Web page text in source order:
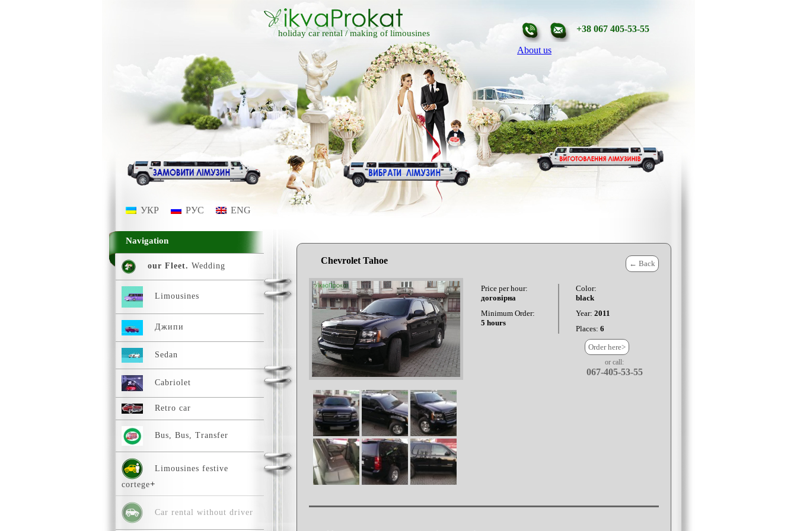
holiday car rental /making of limousines
About us
+38 067 405-53-55
УКР РУС ENG
Navigation
our Fleet. Wedding
Limousines
Джипи
Sedan
Сabriolet
Retro car
Bus, Bus, Transfer
Limousines festive
cortege
Car rental without driver
Chevrolet Tahoe ← Back
Price per hour:
договірна
Minimum Order:
5 hours
Color:
black
Year: 2011
Places: 6
Order here>
or call:
067-405-53-55